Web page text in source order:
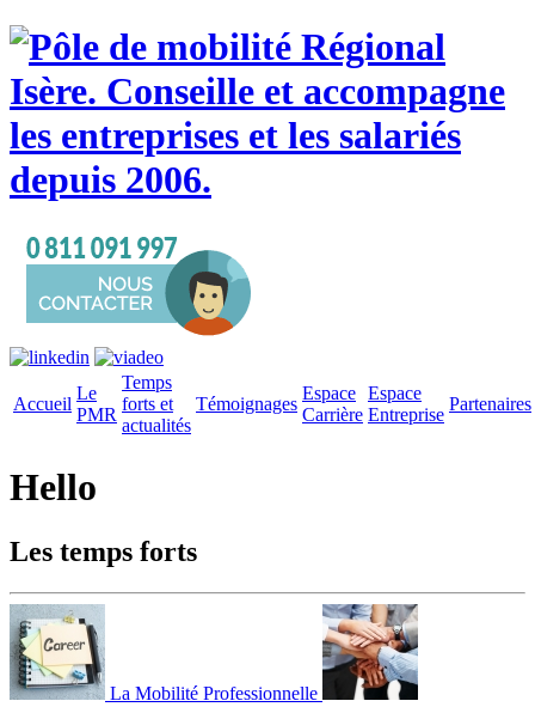
Accueil
Le
PMR
Temps
forts et
actualités
Témoignages
Espace
Carrière
Espace
Entreprise
Partenaires
Hello
Les temps forts
La Mobilité Professionnelle